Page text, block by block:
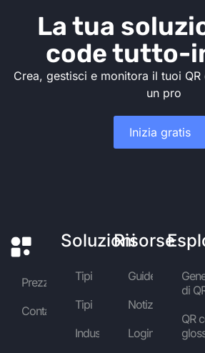
La tua
code tutto-
Crea, gestisci e monitora il tuoi
un pro
Inizia gratis
Prezzi
Contattaci
Soluzioni
Tipi
Tipi
Industrie
Risorse
Guide
Notizie
Login
di
QR